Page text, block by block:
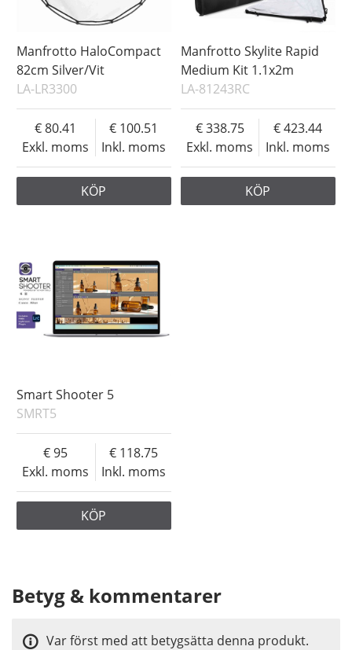
Manfrotto HaloCompact
82cm Silver/Vit
LA-LR3300
Exkl. moms
80.41
Inkl. moms
100.51
KÖP
Manfrotto Skylite Rapid
Medium Kit 1.1x2m
LA-81243RC
Exkl. moms
338.75
Inkl. moms
423.44
KÖP
Smart Shooter 5
SMRT5
Exkl. moms
95
Inkl. moms
118.75
KÖP
Betyg & kommentarer
Var först med att betygsätta denna produkt.